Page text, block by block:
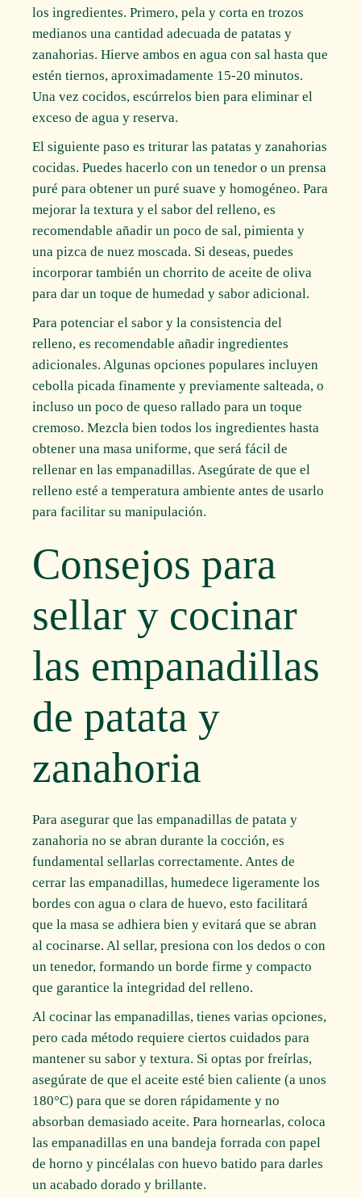
los ingredientes. Primero, pela y corta en trozos
medianos una cantidad adecuada de patatas y
zanahorias. Hierve ambos en agua con sal hasta que
estén tiernos, aproximadamente 15-20 minutos.
Una vez cocidos, escúrrelos bien para eliminar el
exceso de agua y reserva.
El siguiente paso es triturar las patatas y zanahorias
cocidas. Puedes hacerlo con un tenedor o un prensa
puré para obtener un puré suave y homogéneo. Para
mejorar la textura y el sabor del relleno, es
recomendable añadir un poco de sal, pimienta y
una pizca de nuez moscada. Si deseas, puedes
incorporar también un chorrito de aceite de oliva
para dar un toque de humedad y sabor adicional.
Para potenciar el sabor y la consistencia del
relleno, es recomendable añadir ingredientes
adicionales. Algunas opciones populares incluyen
cebolla picada finamente y previamente salteada, o
incluso un poco de queso rallado para un toque
cremoso. Mezcla bien todos los ingredientes hasta
obtener una masa uniforme, que será fácil de
rellenar en las empanadillas. Asegúrate de que el
relleno esté a temperatura ambiente antes de usarlo
para facilitar su manipulación.
Consejos para
sellar y cocinar
las empanadillas
de patata y
zanahoria
Para asegurar que las empanadillas de patata y
zanahoria no se abran durante la cocción, es
fundamental sellarlas correctamente. Antes de
cerrar las empanadillas, humedece ligeramente los
bordes con agua o clara de huevo, esto facilitará
que la masa se adhiera bien y evitará que se abran
al cocinarse. Al sellar, presiona con los dedos o con
un tenedor, formando un borde firme y compacto
que garantice la integridad del relleno.
Al cocinar las empanadillas, tienes varias opciones,
pero cada método requiere ciertos cuidados para
mantener su sabor y textura. Si optas por freírlas,
asegúrate de que el aceite esté bien caliente (a unos
180°C) para que se doren rápidamente y no
absorban demasiado aceite. Para hornearlas, coloca
las empanadillas en una bandeja forrada con papel
de horno y pincélalas con huevo batido para darles
un acabado dorado y brillante.